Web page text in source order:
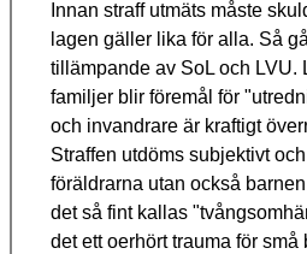
Innan straff utmäts måste
lagen gäller lika för alla. Så
tillämpande av SoL och LVU.
familjer blir föremål för
och invandrare är kraftigt
Straffen utdöms subjektivt
föräldrarna utan också
det så fint kallas
det ett oerhört trauma för